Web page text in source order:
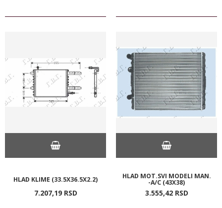
HLAD KLIME (33.5X36.5X2.2)
7.207,19 RSD
HLAD MOT.SVI MODELI MAN.
-A/C (43X38)
3.555,42 RSD